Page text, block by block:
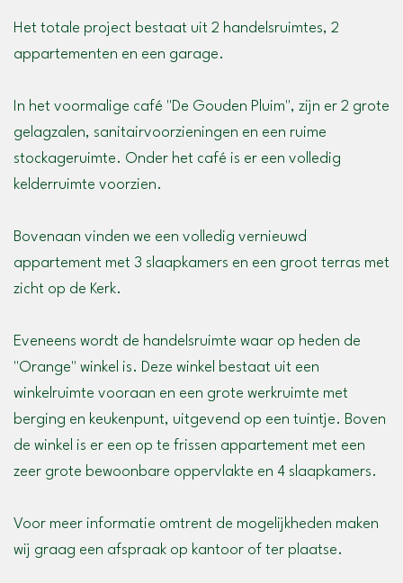
Het totale project bestaat uit 2 handelsruimtes, 2
appartementen en een garage.
In het voormalige café "De Gouden Pluim", zijn er 2 grote
gelagzalen, sanitairvoorzieningen en een ruime
stockageruimte. Onder het café is er een volledig
kelderruimte voorzien.
Bovenaan vinden we een volledig vernieuwd
appartement met 3 slaapkamers en een groot terras met
zicht op de Kerk.
Eveneens wordt de handelsruimte waar op heden de
"Orange" winkel is. Deze winkel bestaat uit een
winkelruimte vooraan en een grote werkruimte met
berging en keukenpunt, uitgevend op een tuintje. Boven
de winkel is er een op te frissen appartement met een
zeer grote bewoonbare oppervlakte en 4 slaapkamers.
Voor meer informatie omtrent de mogelijkheden maken
wij graag een afspraak op kantoor of ter plaatse.